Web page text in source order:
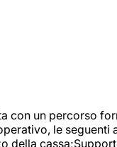
con un percorso
le
della